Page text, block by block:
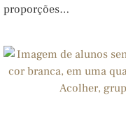
proporções…